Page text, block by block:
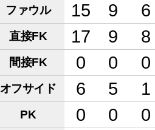
ファウル 15 9
6
直接FK 17 9
8
間接FK 0 0
0
オフサイド 6 5
1
PK 0 0
0